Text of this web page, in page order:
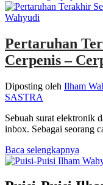
Pertaruhan
Cerpenis –
Diposting oleh Ilham
SASTRA
Sebuah surat elektronik
inbox. Sebagai seorang
Baca selengkapnya